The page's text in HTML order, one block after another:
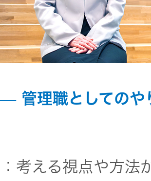
管理職としてのや
考える視点や方法